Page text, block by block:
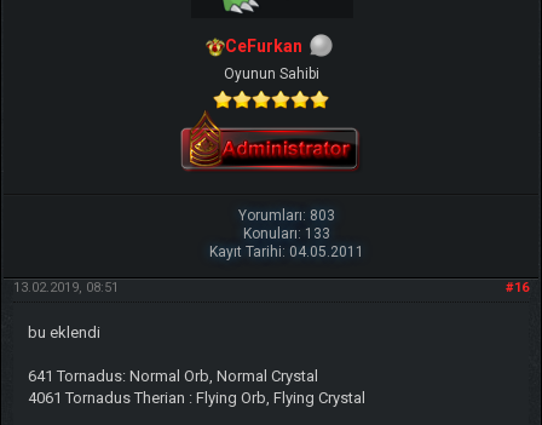
CeFurkan
Oyunun Sahibi
Yorumları: 803
Konuları: 133
Kayıt Tarihi: 04.05.2011
#16
13.02.2019, 08:51
bu eklendi
641 Tornadus: Normal Orb, Normal Crystal
4061 Tornadus Therian : Flying Orb, Flying Crystal